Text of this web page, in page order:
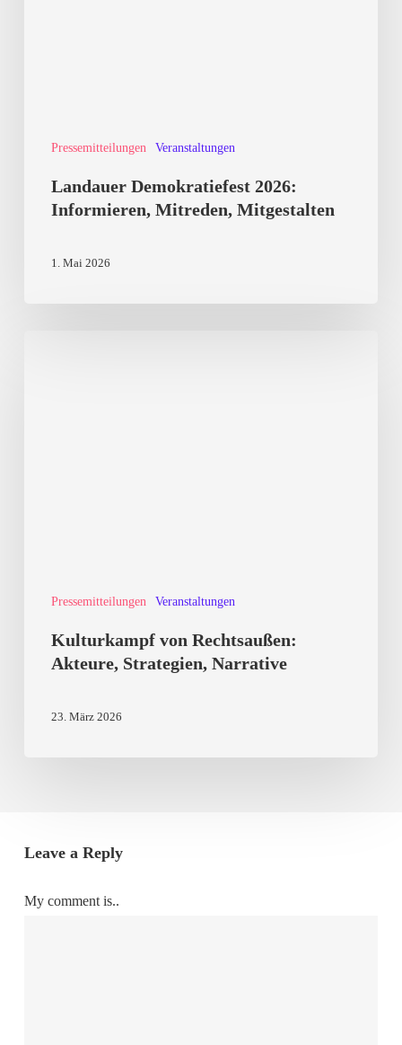
Pressemitteilungen Veranstaltungen
Landauer Demokratiefest 2026:
Informieren, Mitreden, Mitgestalten
1. Mai 2026
Pressemitteilungen Veranstaltungen
Kulturkampf von Rechtsaußen:
Akteure, Strategien, Narrative
23. März 2026
Leave a Reply
My comment is..